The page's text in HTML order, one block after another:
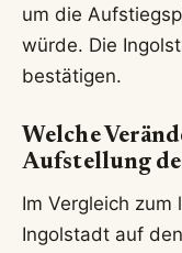
um die
würde. Die
bestätigen.
Welche
Aufstellung
Im Vergleich zum
Ingolstadt auf